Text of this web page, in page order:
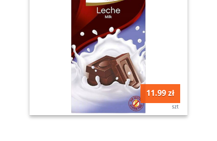
11.99 zł
szt